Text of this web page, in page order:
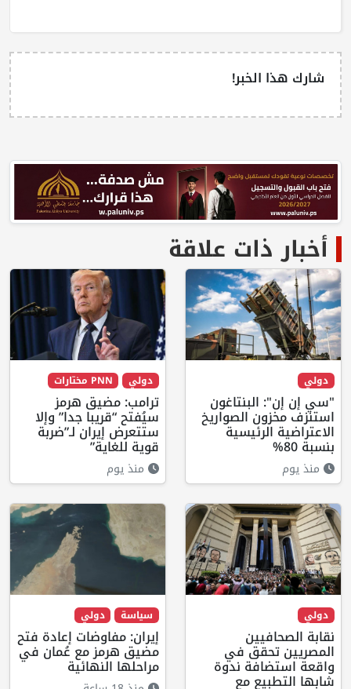
شارك هذا الخبر!
أخبار ذات علاقة
دولي
"سي إن إن": البنتاغون
استنزف مخزون الصواريخ
الاعتراضية الرئيسية
بنسبة 80%
منذ يوم
دولي PNN مختارات
ترامب: مضيق هرمز
سيُفتح “قريبا جدا” وإلا
ستتعرض إيران لـ”ضربة
قوية للغاية”
منذ يوم
دولي
نقابة الصحافيين
المصريين تحقق في
واقعة استضافة ندوة
شابها التطبيع مع
سياسة دولي
إيران: مفاوضات إعادة فتح
مضيق هرمز مع عُمان في
مراحلها النهائية